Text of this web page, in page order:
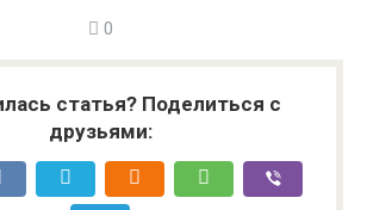
0
статья? Поделиться с
друзьями: